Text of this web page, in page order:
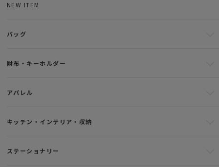
NEW ITEM
バッグ
財布・キーホルダー
アパレル
キッチン・インテリア・収納
ステーショナリー